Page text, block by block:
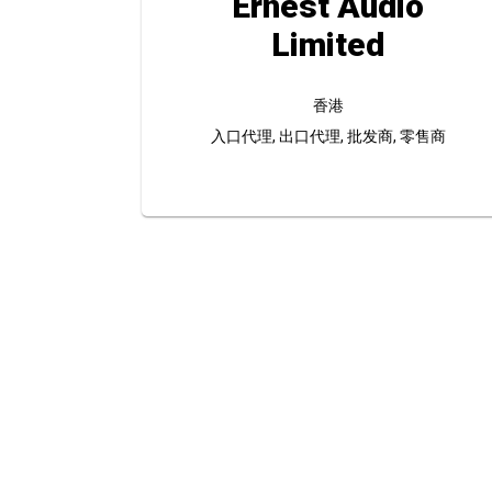
Limited
香港
入口代理, 出口代理, 批发商, 零售商